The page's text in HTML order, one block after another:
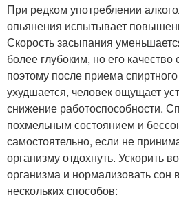
При редком употреблении
опьянения испытывает
Скорость засыпания
более глубоким, но его
поэтому после приема
ухудшается, человек ощущает
снижение работоспособности.
похмельным состоянием и
самостоятельно, если не
организму отдохнуть. Ускорить
организма и нормализовать
нескольких способов: